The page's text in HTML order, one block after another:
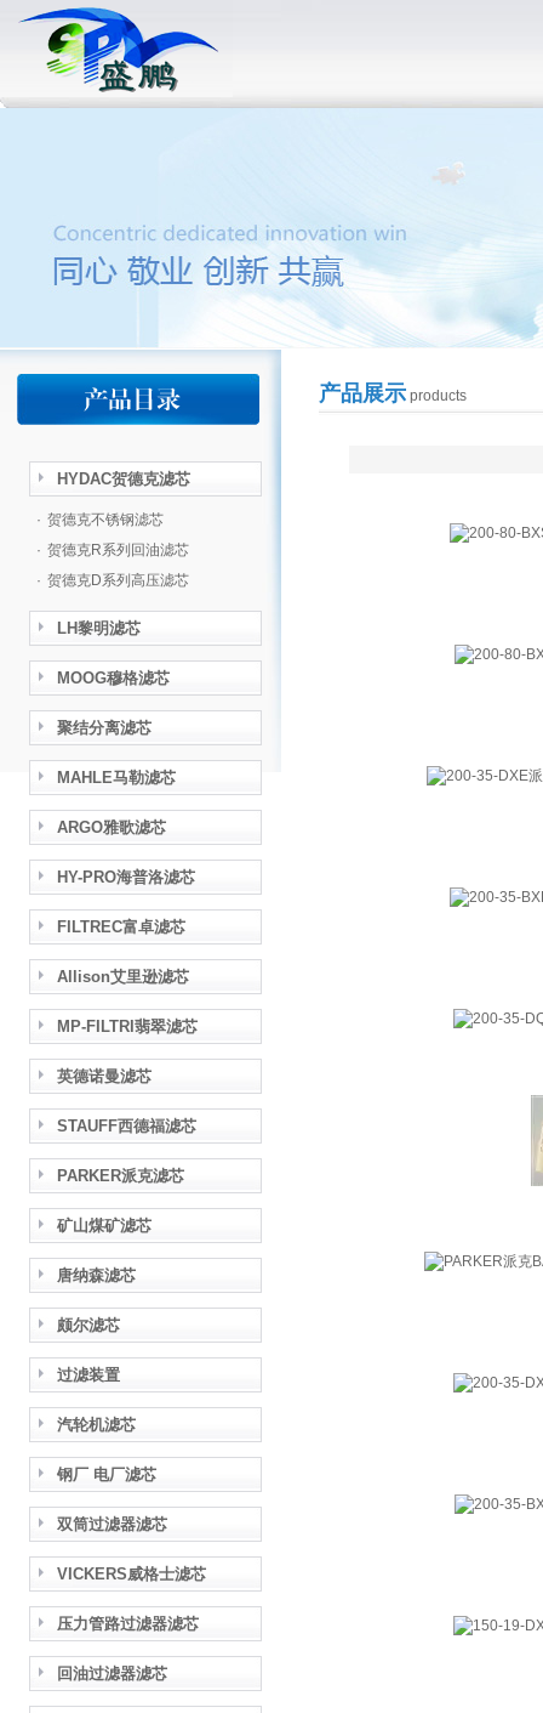
HYDAC贺德克滤芯
· 贺德克不锈钢滤芯
· 贺德克R系列回油滤芯
· 贺德克D系列高压滤芯
LH黎明滤芯
MOOG穆格滤芯
聚结分离滤芯
MAHLE马勒滤芯
ARGO雅歌滤芯
HY-PRO海普洛滤芯
FILTREC富卓滤芯
Allison艾里逊滤芯
MP-FILTRI翡翠滤芯
英德诺曼滤芯
STAUFF西德福滤芯
PARKER派克滤芯
矿山煤矿滤芯
唐纳森滤芯
颇尔滤芯
过滤装置
汽轮机滤芯
钢厂 电厂滤芯
双筒过滤器滤芯
VICKERS威格士滤芯
压力管路过滤器滤芯
回油过滤器滤芯
产品展示products